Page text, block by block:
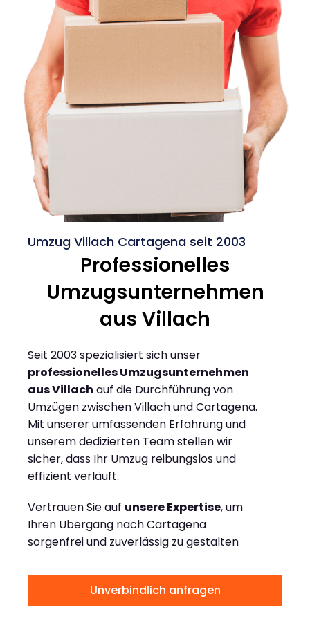
Umzug Villach Cartagena seit 2003
Professionelles
Umzugsunternehmen
aus Villach
Seit 2003 spezialisiert sich unser
professionelles Umzugsunternehmen
aus Villach auf die Durchführung von
Umzügen zwischen Villach und Cartagena.
Mit unserer umfassenden Erfahrung und
unserem dedizierten Team stellen wir
sicher, dass Ihr Umzug reibungslos und
effizient verläuft.
Vertrauen Sie auf unsere Expertise, um
Ihren Übergang nach Cartagena
sorgenfrei und zuverlässig zu gestalten
Unverbindlich anfragen